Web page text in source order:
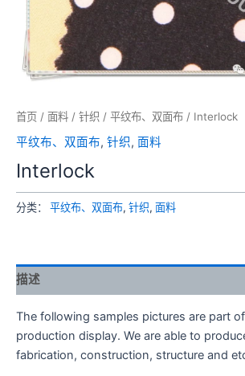
首页 / 面料 / 针织 / 平纹布、双面布 / Interlock
平纹布、双面布, 针织, 面料
Interlock
分类： 平纹布、双面布, 针织, 面料
描述
The following samples pictures are part
production display. We are able to
fabrication, construction, structure and